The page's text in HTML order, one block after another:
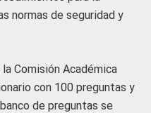
normas de seguridad y
Comisión Académica
con 100 preguntas y
de preguntas se